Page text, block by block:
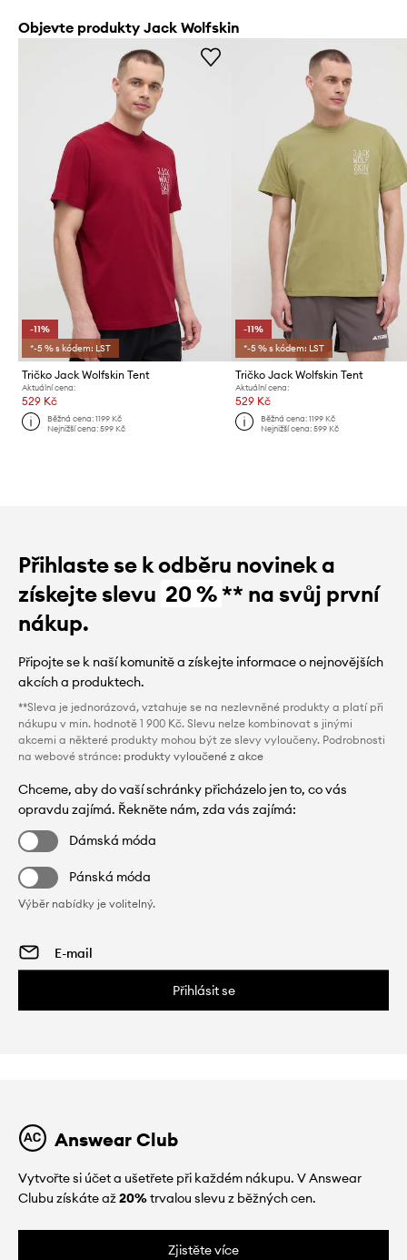
Objevte produkty Jack Wolfskin
-11%
*-5 % s kódem: LST
Tričko Jack Wolfskin Tent
Aktuální cena:
529 Kč
Běžná cena:1199 Kč
Nejnižší cena:599 Kč
-11%
*-5 % s kódem: LST
Tričko Jack Wolfskin Tent
Aktuální cena:
529 Kč
Běžná cena: 1199 Kč
Nejnižší cena: 599 Kč
Přihlaste se k odběru novinek a
získejte slevu 20 %** na svůj první
nákup.
Připojte se k naší komunitě a získejte informace o nejnovějších
akcích a produktech.
**Sleva je jednorázová, vztahuje se na nezlevněné produkty a platí při
nákupu v min. hodnotě 1 900 Kč. Slevu nelze kombinovat s jinými
akcemi a některé produkty mohou být ze slevy vyloučeny. Podrobnosti
na webové stránce: produkty vyloučené z akce
Chceme, aby do vaší schránky přicházelo jen to, co vás
opravdu zajímá. Řekněte nám, zda vás zajímá:
Dámská móda
Pánská móda
Výběr nabídky je volitelný.
Přihlásit se
Answear Club
Vytvořte si účet a ušetřete při každém nákupu. V Answear
Clubu získáte až20%trvalou slevu z běžných cen.
Zjistěte více